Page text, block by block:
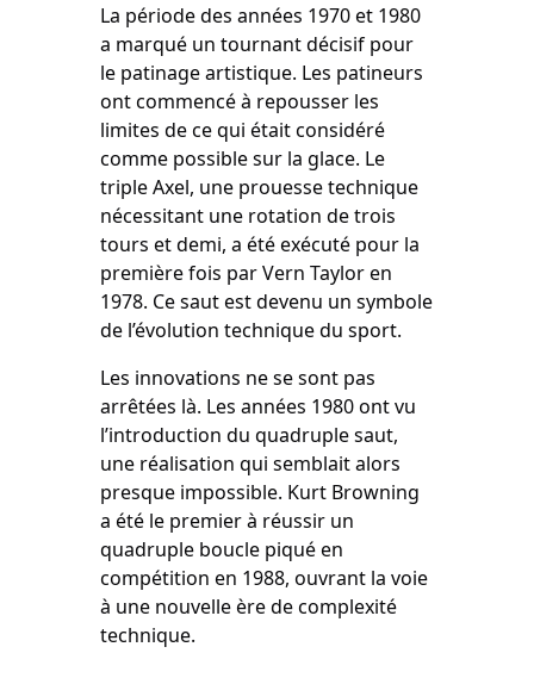
La période des années 1970 et 1980
a marqué un tournant décisif pour
le patinage artistique. Les patineurs
ont commencé à repousser les
limites de ce qui était considéré
comme possible sur la glace. Le
triple Axel, une prouesse technique
nécessitant une rotation de trois
tours et demi, a été exécuté pour la
première fois par Vern Taylor en
1978. Ce saut est devenu un symbole
de l’évolution technique du sport.
Les innovations ne se sont pas
arrêtées là. Les années 1980 ont vu
l’introduction du quadruple saut,
une réalisation qui semblait alors
presque impossible. Kurt Browning
a été le premier à réussir un
quadruple boucle piqué en
compétition en 1988, ouvrant la voie
à une nouvelle ère de complexité
technique.